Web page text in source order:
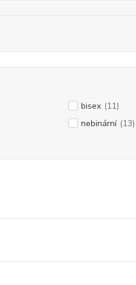
bisex (11)
nebinární (13)